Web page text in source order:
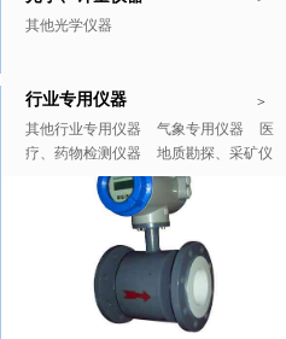
其他光学仪器
>
行业专用仪器
其他行业专用仪器 气象专用仪器
医
疗、药物检测仪器
地质勘探、采矿仪
推广商品 更多>>